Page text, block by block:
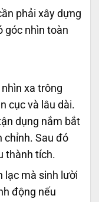
phải xây dựng
góc nhìn toàn
xa trông
cục và lâu dài.
dụng nắm bắt
chỉnh. Sau đó
thành tích.
lạc mà sinh lười
động nếu